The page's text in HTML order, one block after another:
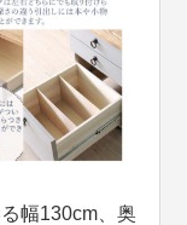
幅130cm、奥